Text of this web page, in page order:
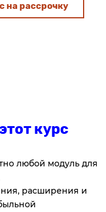
на рассрочку
курс
любой модуль для
расширения и